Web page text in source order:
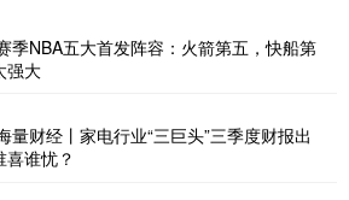
季NBA五大首发阵容：火箭第五，快船第
强大
量财经丨家电行业“三巨头”三季度财报出
谁忧？